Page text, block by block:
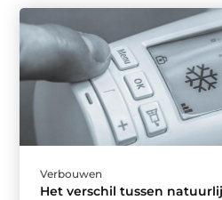
Verbouwen
Het verschil tussen